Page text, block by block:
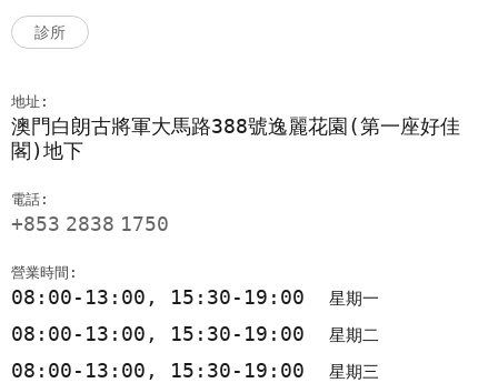
診所
地址:
澳門白朗古將軍大馬路388號逸麗花園(第一座好佳
閣)地下
電話:
+853 2838 1750
營業時間:
08:00-13:00, 15:30-19:00 星期一
08:00-13:00, 15:30-19:00 星期二
08:00-13:00, 15:30-19:00 星期三